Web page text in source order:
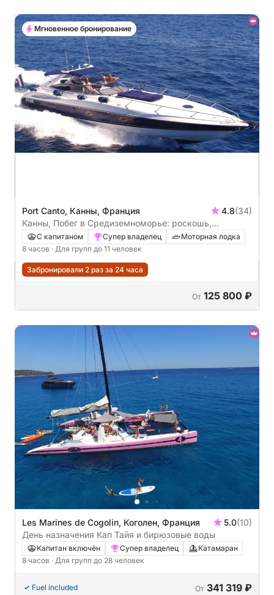
Port Canto, Канны, Франция 4.8(34)
Канны, Побег в Средиземноморье: роскошь,
плавание и открытия на Леринских островах и
Французской Ривьере!
С капитаном Супер владелец
Моторная лодка
8 часов · Для групп до 11 человек
Забронировали 2 раз за 24 часа
От 125 800 ₽
Мгновенное бронирование
Les Marines de Cogolin, Коголен, Франция 5.0(10)
День назначения Кап Тайя и бирюзовые воды
Капитан включён Супер владелец
Катамаран
8 часов · Для групп до 28 человек
Fuel included От 341 319 ₽